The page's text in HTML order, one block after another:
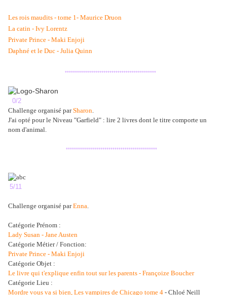
Les rois maudits - tome 1- Maurice Druon
La catin - Ivy Lorentz
Private Prince - Maki Enjoji
Daphné et le Duc - Julia Quinn
*********************************************
0/2
Challenge organisé parSharon.
J'ai opté pour le Niveau "Garfield" : lire 2 livres dont le titre comporte un
nom d'animal.
*********************************************
5/11
Challenge organisé parEnna.
Catégorie Prénom :
Lady Susan - Jane Austen
Catégorie Métier / Fonction:
Private Prince - Maki Enjoji
Catégorie Objet :
Le livre qui t'explique enfin tout sur les parents - Françoize Boucher
Catégorie Lieu :
Mordre vous va si bien, Les vampires de Chicago tome 4 - Chloé Neill